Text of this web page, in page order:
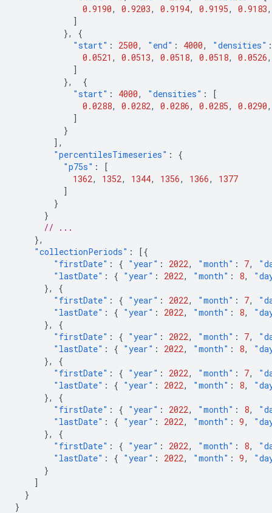
0.9190, 0.9203, 0.9194, 0.9195, 0.9183,
]
},
{
"start" : 2500, "end" : 4000, "densities" :
0.0521 , 0.0513, 0.0518, 0.0518, 0.0526,
]
},
{
"start" : 4000, "densities" :
[
0.0288, 0.0282, 0.0286, 0.0285, 0.0290,
]
}
],
"percentilesTimeseries" :
{
"p75s" :
[
1362, 1352, 1344, 1356, 1366,
1377
]
}
}
// ...
},
"collectionPeriods" :
[{
"firstDate" : { "year" : 2022, "month" : 7,
"lastDate" : { "year" : 2022, "month" : 8,
},
{
"firstDate" : { "year" : 2022, "month" : 7,
"lastDate" : { "year" : 2022, "month" : 8,
},
{
"firstDate" : { "year" : 2022, "month" : 7,
"lastDate" : { "year" : 2022, "month" : 8,
},
{
"firstDate" : { "year" : 2022, "month" : 7,
"lastDate" : { "year" : 2022, "month" : 8,
},
{
"firstDate" : { "year" : 2022, "month" : 8,
"lastDate" : { "year" : 2022, "month" : 9,
},
{
"firstDate" : { "year" : 2022, "month" : 8,
"lastDate" : { "year" : 2022, "month" : 9,
}
]
}
}